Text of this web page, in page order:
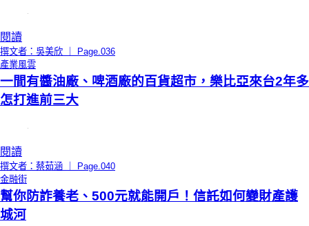
閱讀
撰文者：吳美欣 ｜ Page.036
產業風雲
一間有醬油廠、啤酒廠的百貨超市，樂比亞來台2年多
怎打進前三大
閱讀
撰文者：蔡茹涵 ｜ Page.040
金融街
幫你防詐養老、500元就能開戶！信託如何變財產護
城河